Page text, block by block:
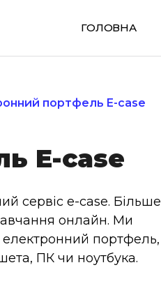
ГОЛОВНА
портфель E-case
E-case
сервіс e-case. Більше
онлайн. Ми
портфель,
ПК чи ноутбука.